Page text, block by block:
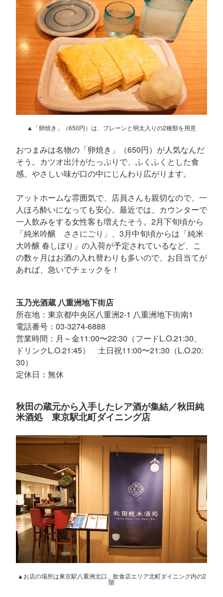
▲「卵焼き」（650円）は、プレーンと明太入りの2種類を用意
おつまみは名物の「卵焼き」（650円）が人気なんだ
そう。カツオ出汁がたっぷりで、ふくふくとした食
感。やさしい味が口の中にじんわり広がります。
アットホームな雰囲気で、店員さんも親切なので、一
人ほろ酔いになっても安心。最近では、カウンターで
一人飲みをする女性客も増えたそう。2月下旬頃から
「純米吟醸 ささにごり」、3月中旬頃からは「純米
大吟醸 春しぼり」の入荷が予定されているなど、こ
の数ヶ月はお酒の入れ替わりも多いので、お目当てが
あれば、急いでチェックを！
玉乃光酒蔵 八重洲地下街店
所在地：東京都中央区八重洲2-1 八重洲地下街南1
電話番号：03-3274-6888
営業時間：月～金11:00〜22:30（フードL.O.21:30、
ドリンクL.O.21:45） 土日祝11:00〜21:30（L.O.20:
30）
定休日：無休
秋田の蔵元から入手したレア酒が集結／秋田純
米酒処 東京駅北町ダイニング店
▲お店の場所は東京駅八重洲北口、飲食店エリア北町ダイニング内の2
階